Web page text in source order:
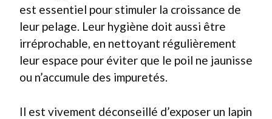
est essentiel pour stimuler la croissance de
leur pelage. Leur hygiène doit aussi être
irréprochable, en nettoyant régulièrement
leur espace pour éviter que le poil ne jaunisse
ou n’accumule des impuretés.
Il est vivement déconseillé d’exposer un lapin